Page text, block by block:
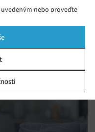
nebo proveďte
použity pouze na tomto
kliknutím na tlačítko
zařízení, Porozumění
kombinací údajů z
líbit